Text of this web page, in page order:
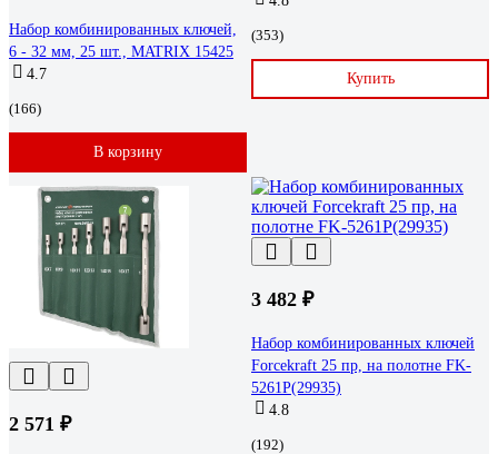
Набор комбинированных ключей,
6 - 32 мм, 25 шт., MATRIX 15425
4.7
(166)
В корзину
(353)
Купить
2 571 ₽
3 482 ₽
Набор комбинированных ключей
Forcekraft 25 пр, на полотне FK-
5261P(29935)
4.8
(192)